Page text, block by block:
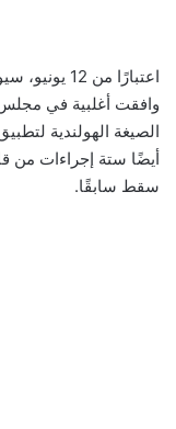
اعتبارًا من
وافقت أغلبية في مجلس
الصيغة الهولندية
أيضًا ستة إجراءات من
سقط سابقًا.